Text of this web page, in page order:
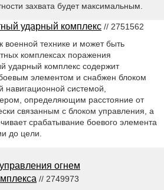
захвата будет максимальным.
ударный комплекс // 2751562
военной технике и может быть
комплексах поражения
ударный комплекс содержит
элементом и снабжен блоком
навигационной системой,
определяющим расстояние от
связанным с блоком управления, а
срабатывание боевого элемента
до цели.
огнем
// 2749973